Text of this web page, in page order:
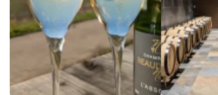
Adresse
Champagne Beaudouin Nirel
220 Rue de Derrière l'Abbaye, Nogent-l'Abbesse, France